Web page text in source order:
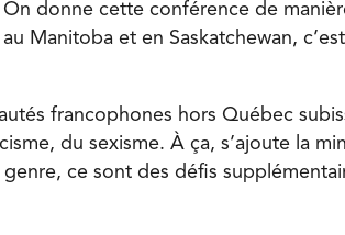
donne cette conférence de
Manitoba et en Saskatchewan,
francophones hors Québec
du sexisme. À ça, s’ajoute la
ce sont des défis